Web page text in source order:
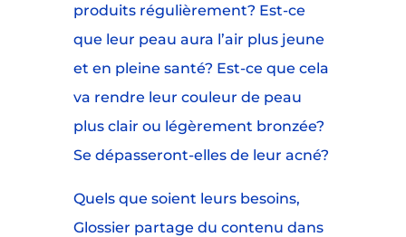
produits régulièrement? Est-ce
que leur peau aura l’air plus jeune
et en pleine santé? Est-ce que cela
va rendre leur couleur de peau
plus clair ou légèrement bronzée?
Se dépasseront-elles de leur acné?
Quels que soient leurs besoins,
Glossier partage du contenu dans